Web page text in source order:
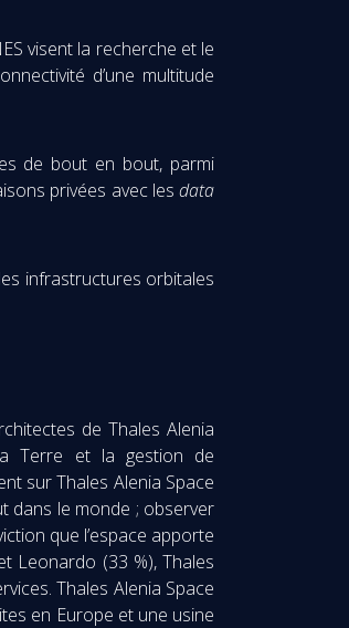
visent la recherche et le
d’une multitude
de bout en bout, parmi
privées avec les data
infrastructures orbitales
de Thales Alenia
Terre et la gestion de
sur Thales Alenia Space
dans le monde ; observer
que l’espace apporte
Leonardo (33 %), Thales
Thales Alenia Space
en Europe et une usine